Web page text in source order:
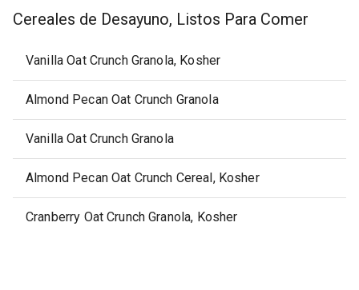
Cereales de Desayuno, Listos Para Comer
Vanilla Oat Crunch Granola, Kosher
Almond Pecan Oat Crunch Granola
Vanilla Oat Crunch Granola
Almond Pecan Oat Crunch Cereal, Kosher
Cranberry Oat Crunch Granola, Kosher